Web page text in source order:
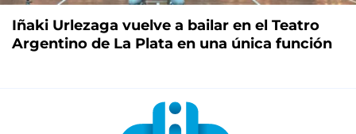
Iñaki Urlezaga vuelve a bailar en el Teatro
Argentino de La Plata en una única función